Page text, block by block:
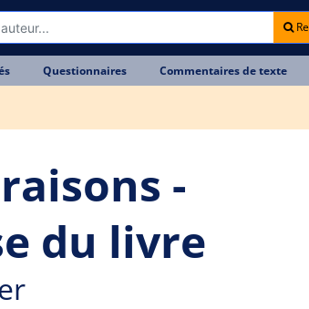
Questionnaires Commentaires de texte
-
du livre